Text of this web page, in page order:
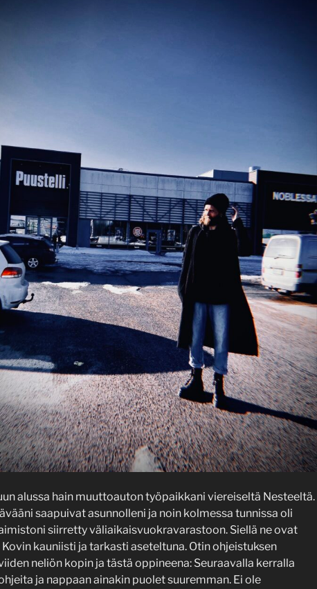
alussa hain muuttoauton työpaikkani viereiseltä Nesteeltä.
saapuivat asunnolleni ja noin kolmessa tunnissa oli
siirretty väliaikaisvuokravarastoon. Siellä ne ovat
Kovin kauniisti ja tarkasti aseteltuna. Otin ohjeistuksen
neliön kopin ja tästä oppineena: Seuraavalla kerralla
ja nappaan ainakin puolet suuremman. Ei ole